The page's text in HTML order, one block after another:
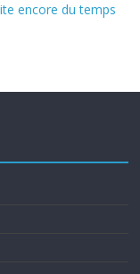
encore du temps